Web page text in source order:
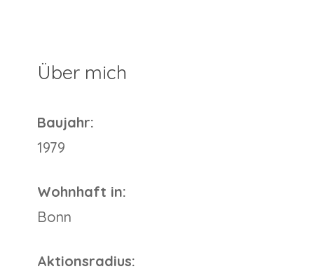
Über mich
Baujahr:
1979
Wohnhaft in:
Bonn
Aktionsradius: